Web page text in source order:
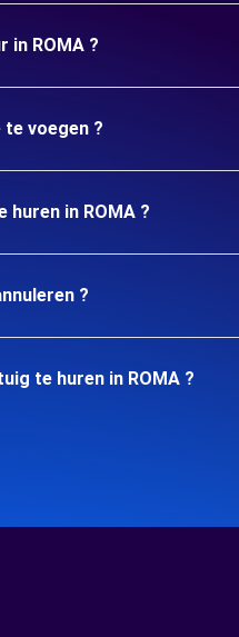
in ROMA ?
voegen ?
in ROMA ?
?
te huren in ROMA ?